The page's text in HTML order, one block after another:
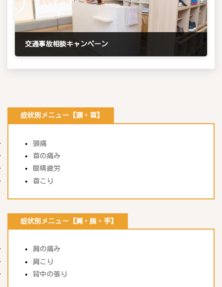
交通事故相談キャンペーン
症状別メニュー【頭・首】
頭痛
首の痛み
眼精疲労
首こり
症状別メニュー【肩・腕・手】
肩の痛み
肩こり
背中の張り